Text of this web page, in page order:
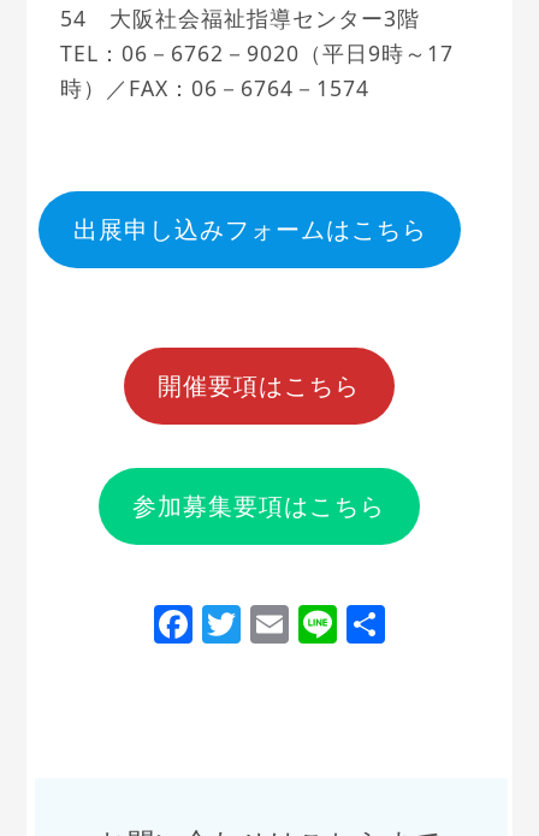
54 大阪社会福祉指導センター3階
TEL：06－6762－9020（平日9時～17
時）／FAX：06－6764－1574
出展申し込みフォームはこちら
開催要項はこちら
参加募集要項はこちら
Facebook
Twitter
Email
Line